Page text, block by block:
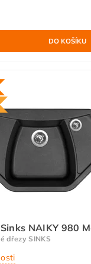
NAIKY 980
dřezy SINKS